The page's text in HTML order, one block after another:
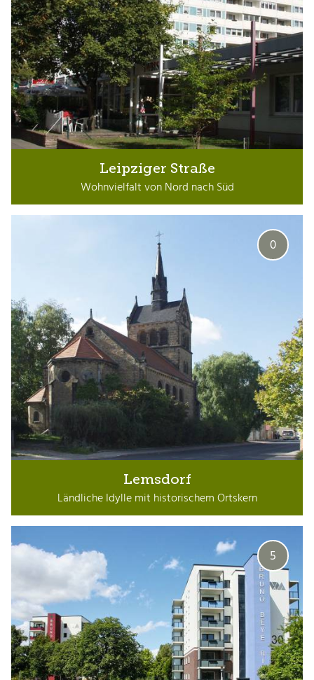
Leipziger Straße
Wohnvielfalt von Nord nach Süd
0
Lemsdorf
Ländliche Idylle mit historischem Ortskern
5